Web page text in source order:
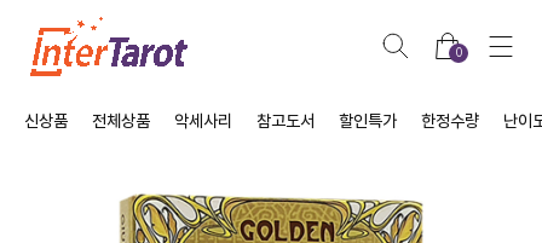
0
신상품 전체상품 악세사리 참고도서 할인특가 한정수량 난이